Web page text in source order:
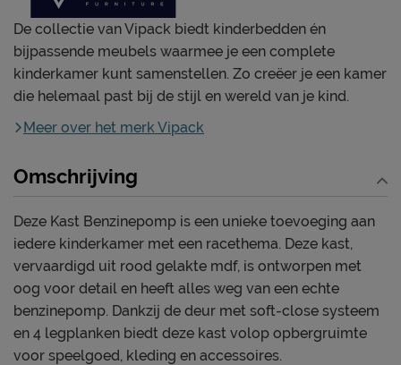
De collectie van Vipack biedt kinderbedden én
bijpassende meubels waarmee je een complete
kinderkamer kunt samenstellen. Zo creëer je een kamer
die helemaal past bij de stijl en wereld van je kind.
Meer over het merk Vipack
Omschrijving
Deze Kast Benzinepomp is een unieke toevoeging aan
iedere kinderkamer met een racethema. Deze kast,
vervaardigd uit rood gelakte mdf, is ontworpen met
oog voor detail en heeft alles weg van een echte
benzinepomp. Dankzij de deur met soft-close systeem
en 4 legplanken biedt deze kast volop opbergruimte
voor speelgoed, kleding en accessoires.